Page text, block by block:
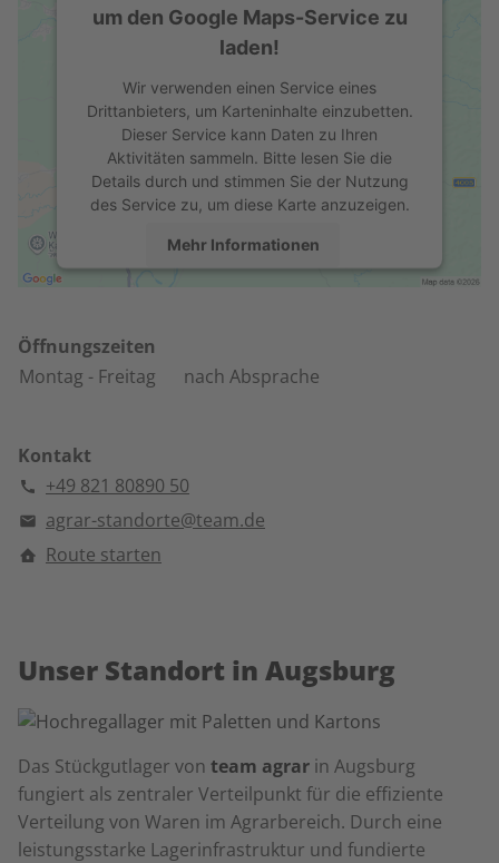
um den Google Maps-Service zu
laden!
Wir verwenden einen Service eines
Drittanbieters, um Karteninhalte einzubetten.
Dieser Service kann Daten zu Ihren
Aktivitäten sammeln. Bitte lesen Sie die
Details durch und stimmen Sie der Nutzung
des Service zu, um diese Karte anzuzeigen.
Mehr Informationen
powered by
Management Platform
Öffnungszeiten
Montag - Freitag nach Absprache
Kontakt
+49 821 80890 50
agrar-standorte@team.de
Route starten
Unser Standort in Augsburg
Das Stückgutlager von team agrar in Augsburg
fungiert als zentraler Verteilpunkt für die effiziente
Verteilung von Waren im Agrarbereich. Durch eine
leistungsstarke Lagerinfrastruktur und fundierte